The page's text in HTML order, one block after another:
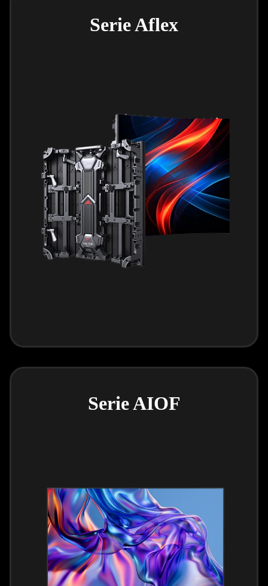
Serie Aflex
Serie AIOF